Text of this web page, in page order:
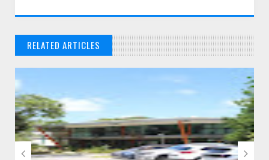
RELATED ARTICLES
// THATS WHAT YOU MIGHT BE LOOKING FOR
 